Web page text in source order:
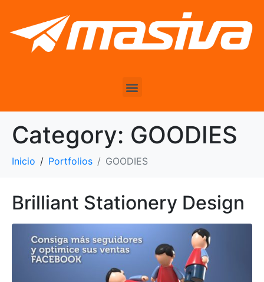
Category: GOODIES
Inicio Portfolios GOODIES
Brilliant Stationery Design